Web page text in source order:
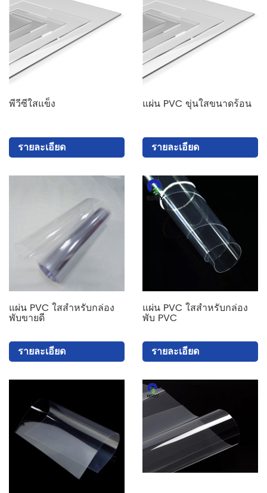
พีวีซีใสแข็ง
รายละเอียด
แผ่น PVC ขุ่นใสขนาดร้อน
รายละเอียด
แผ่น PVC ใสสำหรับกล่อง
พับขายดี
รายละเอียด
แผ่น PVC ใสสำหรับกล่อง
พับ PVC
รายละเอียด